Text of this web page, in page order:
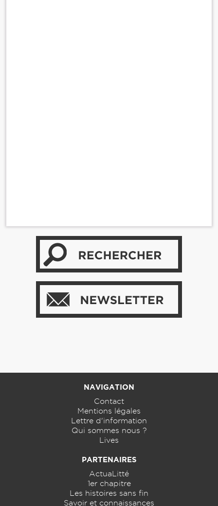
NAVIGATION
Contact
Mentions légales
Lettre d'information
Qui sommes nous ?
Lives
PARTENAIRES
ActuaLitté
1er chapitre
Les histoires sans fin
Savoir et connaissances